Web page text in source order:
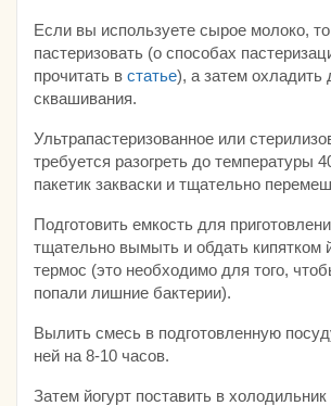
Если вы используете сырое молоко,
пастеризовать (о способах
прочитать в статье), а затем охладить
сквашивания.
Ультрапастеризованное или
требуется разогреть до температуры
пакетик закваски и тщательно
Подготовить емкость для
тщательно вымыть и обдать кипятком
термос (это необходимо для того,
попали лишние бактерии).
Вылить смесь в подготовленную
ней на 8-10 часов.
Затем йогурт поставить в